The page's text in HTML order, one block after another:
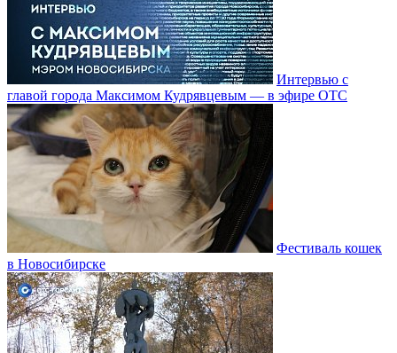
Интервью с
главой города Максимом Кудрявцевым — в эфире ОТС
Фестиваль кошек
в Новосибирске